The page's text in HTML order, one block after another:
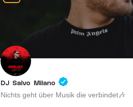
DJ Salvo Milano
Nichts geht über Musik die verbindet🎶